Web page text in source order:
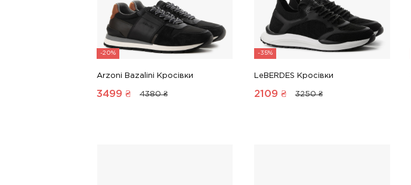
-20%
Arzoni Bazalini Кросівки
3499 ₴ 4380 ₴
-35%
LeBERDES Кросівки
2109 ₴ 3250 ₴